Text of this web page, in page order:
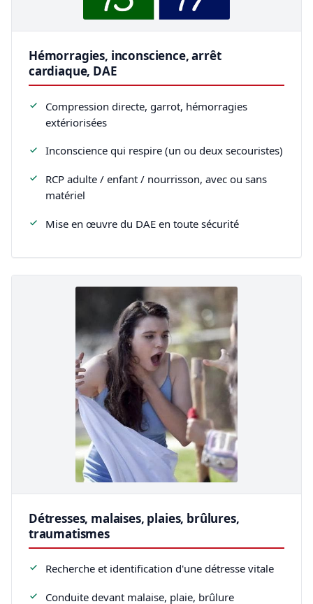
Hémorragies, inconscience, arrêt
cardiaque, DAE
Compression directe, garrot, hémorragies
extériorisées
Inconscience qui respire (un ou deux secouristes)
RCP adulte / enfant / nourrisson, avec ou sans
matériel
Mise en œuvre du DAE en toute sécurité
Détresses, malaises, plaies, brûlures,
traumatismes
Recherche et identification d'une détresse vitale
Conduite devant malaise, plaie, brûlure